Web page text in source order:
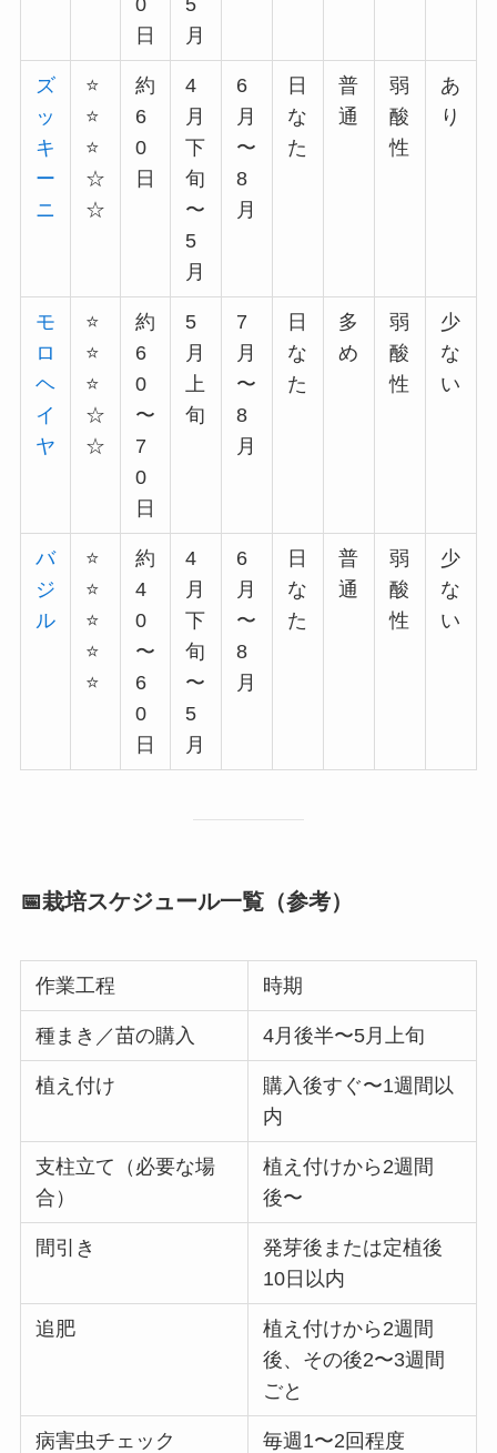
日
月
ズ
ッ
キ
ー
ニ
⭐️
⭐️
⭐️
☆
☆
約
6
0
日
4
月
下
旬
〜
5
月
6
月
〜
8
月
日
な
た
普
通
弱
酸
性
あ
り
モ
ロ
ヘ
イ
ヤ
⭐️
⭐️
⭐️
☆
☆
約
6
0
〜
7
0
日
5
月
上
旬
7
月
〜
8
月
日
な
た
多
め
弱
酸
性
少
な
い
バ
ジ
ル
⭐️
⭐️
⭐️
⭐️
⭐️
約
4
0
〜
6
0
日
4
月
下
旬
〜
5
月
6
月
〜
8
月
日
な
た
普
通
弱
酸
性
少
な
い
📅栽培スケジュール一覧（参考）
作業工程 時期
種まき／苗の購入 4月後半〜5月上旬
植え付け
購入後すぐ〜1週間以
内
支柱立て（必要な場
合）
植え付けから2週間
後〜
間引き
発芽後または定植後
10日以内
追肥
植え付けから2週間
後、その後2〜3週間
ごと
病害虫チェック 毎週1〜2回程度